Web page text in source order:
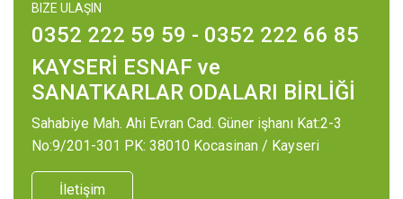
BIZE ULAŞIN
0352 222 59 59 - 0352 222 66 85
KAYSERİ ESNAF ve
SANATKARLAR ODALARI BİRLİĞİ
Sahabiye Mah. Ahi Evran Cad. Güner işhanı Kat:2-3
No:9/201-301 PK: 38010 Kocasinan / Kayseri
İletişim